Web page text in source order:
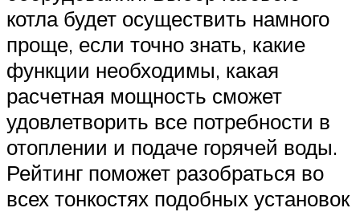
котла будет осуществить намного
проще, если точно знать, какие
функции необходимы, какая
расчетная мощность сможет
удовлетворить все потребности в
отоплении и подаче горячей воды.
Рейтинг поможет разобраться во
всех тонкостях подобных установок